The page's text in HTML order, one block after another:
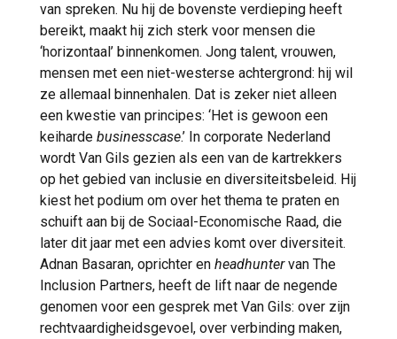
van spreken. Nu hij de bovenste verdieping heeft
bereikt, maakt hij zich sterk voor mensen die
‘horizontaal’ binnenkomen. Jong talent, vrouwen,
mensen met een niet-westerse achtergrond: hij wil
ze allemaal binnenhalen. Dat is zeker niet alleen
een kwestie van principes: ‘Het is gewoon een
keiharde businesscase.’ In corporate Nederland
wordt Van Gils gezien als een van de kartrekkers
op het gebied van inclusie en diversiteitsbeleid. Hij
kiest het podium om over het thema te praten en
schuift aan bij de Sociaal-Economische Raad, die
later dit jaar met een advies komt over diversiteit.
Adnan Basaran, oprichter en headhuntervan The
Inclusion Partners, heeft de lift naar de negende
genomen voor een gesprek met Van Gils: over zijn
rechtvaardigheidsgevoel, over verbinding maken,